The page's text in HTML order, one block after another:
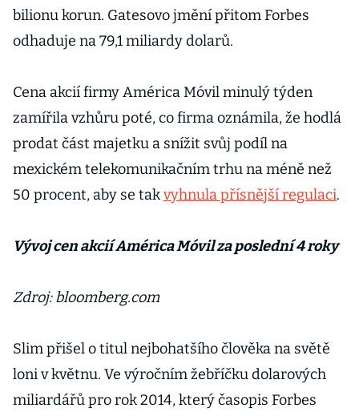
bilionu korun. Gatesovo jmění přitom Forbes
odhaduje na 79,1 miliardy dolarů.
Cena akcií firmy América Móvil minulý týden
zamířila vzhůru poté, co firma oznámila, že hodlá
prodat část majetku a snížit svůj podíl na
mexickém telekomunikačním trhu na méně než
50 procent, aby se takvyhnula přísnější regulaci.
Vývoj cen akcií América Móvil za poslední 4 roky
Zdroj: bloomberg.com
Slim přišel o titul nejbohatšího člověka na světě
loni v květnu. Ve výročním žebříčku dolarových
miliardářů pro rok 2014, který časopis Forbes